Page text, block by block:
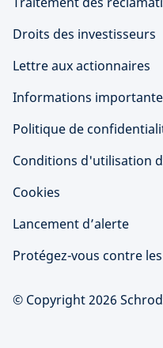
Droits des investisseurs
Lettre aux actionnaires
Informations
Politique de
Conditions d'utilisation
Cookies
Lancement d’alerte
Protégez-vous contre
© Copyright 2026